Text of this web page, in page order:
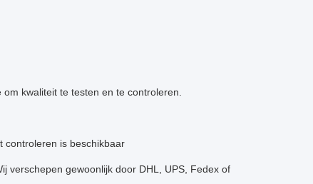
kwaliteit te testen en te controleren.
controleren is beschikbaar
verschepen gewoonlijk door DHL, UPS, Fedex of